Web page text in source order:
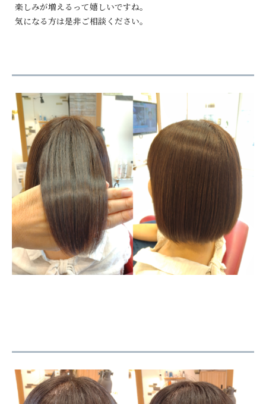
楽しみが増えるって嬉しいですね。
気になる方は是非ご相談ください。